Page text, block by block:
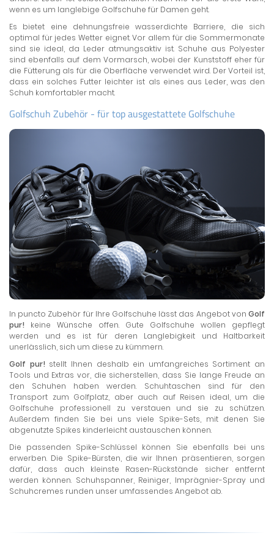
wenn es um langlebige Golfschuhe für Damen geht.
Es bietet eine dehnungsfreie wasserdichte Barriere, die sich
optimal für jedes Wetter eignet. Vor allem für die Sommermonate
sind sie ideal, da Leder atmungsaktiv ist. Schuhe aus Polyester
sind ebenfalls auf dem Vormarsch, wobei der Kunststoff eher für
die Fütterung als für die Oberfläche verwendet wird. Der Vorteil ist,
dass ein solches Futter leichter ist als eines aus Leder, was den
Schuh komfortabler macht.
Golfschuh Zubehör - für top ausgestattete Golfschuhe
In puncto Zubehör für Ihre Golfschuhe lässt das Angebot von Golf
pur! keine Wünsche offen. Gute Golfschuhe wollen gepflegt
werden und es ist für deren Langlebigkeit und Haltbarkeit
unerlässlich, sich um diese zu kümmern.
Golf pur! stellt Ihnen deshalb ein umfangreiches Sortiment an
Tools und Extras vor, die sicherstellen, dass Sie lange Freude an
den Schuhen haben werden. Schuhtaschen sind für den
Transport zum Golfplatz, aber auch auf Reisen ideal, um die
Golfschuhe professionell zu verstauen und sie zu schützen.
Außerdem finden Sie bei uns viele Spike-Sets, mit denen Sie
abgenutzte Spikes kinderleicht austauschen können.
Die passenden Spike-Schlüssel können Sie ebenfalls bei uns
erwerben. Die Spike-Bürsten, die wir Ihnen präsentieren, sorgen
dafür, dass auch kleinste Rasen-Rückstände sicher entfernt
werden können. Schuhspanner, Reiniger, Imprägnier-Spray und
Schuhcremes runden unser umfassendes Angebot ab.